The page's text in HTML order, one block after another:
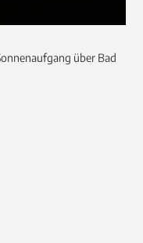
über Bad